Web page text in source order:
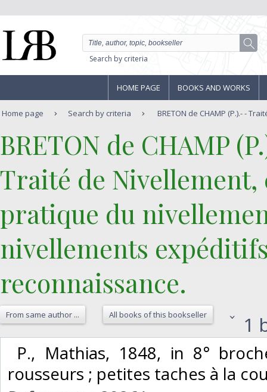
Search by criteria
HOME PAGE BOOKS AND WORKS
Home page Search by criteria BRETON de CHAMP (P.).- -
‎BRETON de CHAMP
‎Traité de
pratique du
nivellements
reconnaissance.‎
From same author ... All books of this bookseller 1
P., Mathias, 1848, in 8°
rousseurs ; petites taches à la